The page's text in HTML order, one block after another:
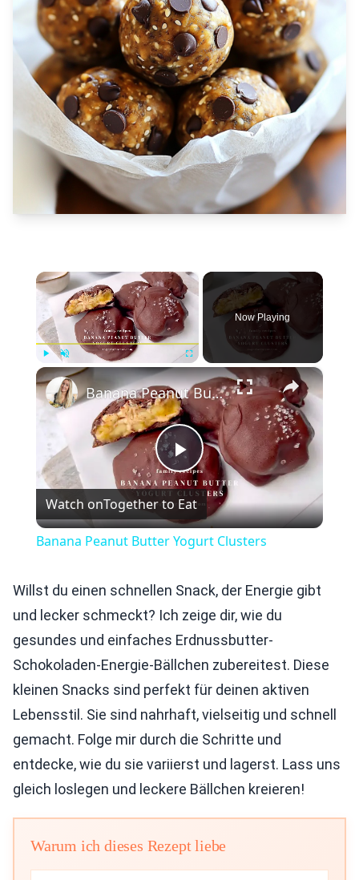
×
Play Unmute Fullscreen
Now Playing
×
Play
Video
Banana Peanut Butter Yogurt Clusters
Watch onTogether to Eat
Banana Peanut Butter Yogurt Clusters
Willst du einen schnellen Snack, der Energie gibt
und lecker schmeckt? Ich zeige dir, wie du
gesundes und einfaches Erdnussbutter-
Schokoladen-Energie-Bällchen zubereitest. Diese
kleinen Snacks sind perfekt für deinen aktiven
Lebensstil. Sie sind nahrhaft, vielseitig und schnell
gemacht. Folge mir durch die Schritte und
entdecke, wie du sie variierst und lagerst. Lass uns
gleich loslegen und leckere Bällchen kreieren!
Warum ich dieses Rezept liebe